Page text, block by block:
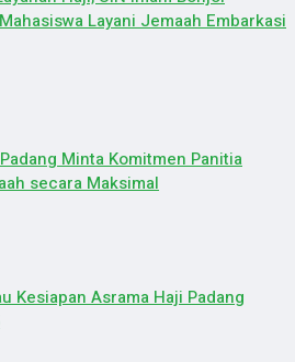
Layani Jemaah Embarkasi
Minta Komitmen Panitia
secara Maksimal
Kesiapan Asrama Haji Padang